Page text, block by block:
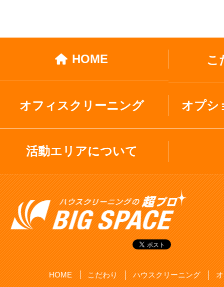
HOME こ
オフィスクリーニング オプシ
活動エリアについて
HOME こだわり ハウスクリーニング